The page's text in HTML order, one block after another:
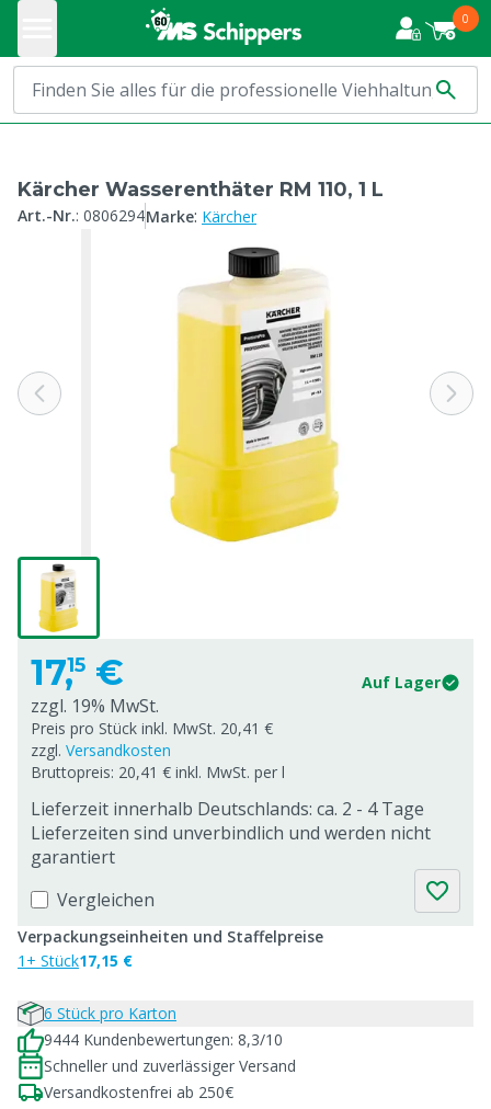
0
Kärcher Wasserenthäter RM 110, 1 L
Art.-Nr.: 0806294Marke: Kärcher
17,15 € Auf Lager
zzgl. 19% MwSt.
Preis pro Stück inkl. MwSt. 20,41 €
zzgl. Versandkosten
Bruttopreis: 20,41 € inkl. MwSt. per l
Lieferzeit innerhalb Deutschlands: ca. 2 - 4 Tage
Lieferzeiten sind unverbindlich und werden nicht
garantiert
Vergleichen
Verpackungseinheiten und Staffelpreise
1+ Stück17,15 €
6 Stück pro Karton
9444 Kundenbewertungen: 8,3/10
Schneller und zuverlässiger Versand
Versandkostenfrei ab 250€